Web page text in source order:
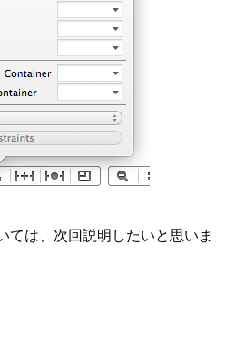
ては、次回説明したいと思いま